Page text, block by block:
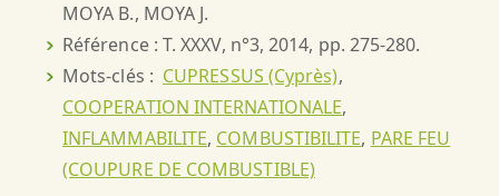
MOYA B., MOYA J.
Référence : T. XXXV, n°3, 2014, pp. 275-280.
Mots-clés : CUPRESSUS (Cyprès),
COOPERATION INTERNATIONALE,
INFLAMMABILITE, COMBUSTIBILITE, PARE FEU
(COUPURE DE COMBUSTIBLE)